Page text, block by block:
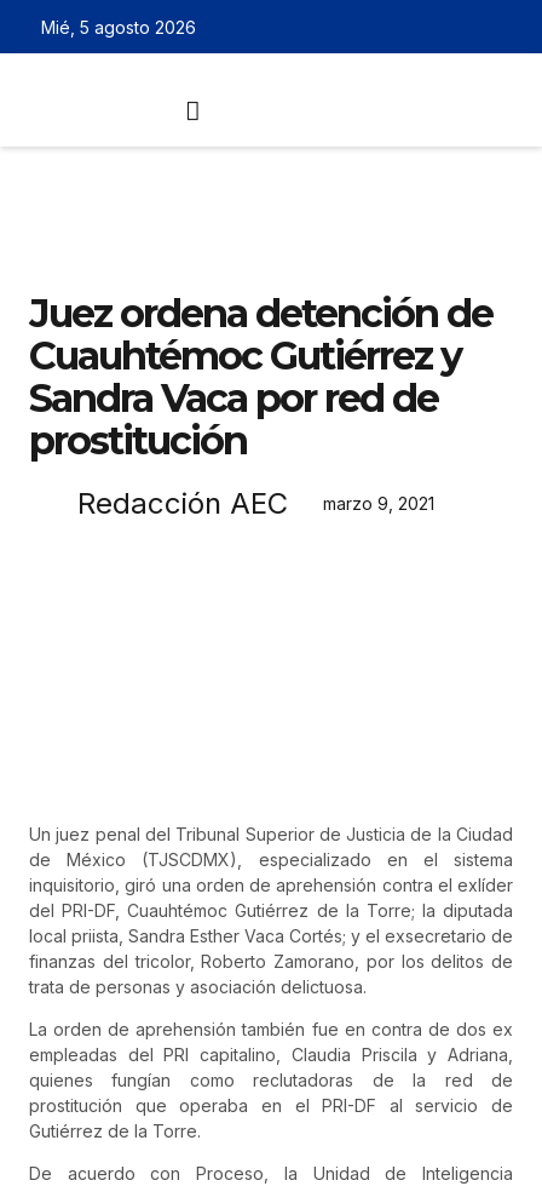
Mié, 5 agosto 2026
Juez ordena detención de
Cuauhtémoc Gutiérrez y
Sandra Vaca por red de
prostitución
Redacción AEC marzo 9, 2021
Un juez penal del Tribunal Superior de Justicia de la Ciudad
de México (TJSCDMX), especializado en el sistema
inquisitorio, giró una orden de aprehensión contra el exlíder
del PRI-DF, Cuauhtémoc Gutiérrez de la Torre; la diputada
local priista, Sandra Esther Vaca Cortés; y el exsecretario de
finanzas del tricolor, Roberto Zamorano, por los delitos de
trata de personas y asociación delictuosa.
La orden de aprehensión también fue en contra de dos ex
empleadas del PRI capitalino, Claudia Priscila y Adriana,
quienes fungían como reclutadoras de la red de
prostitución que operaba en el PRI-DF al servicio de
Gutiérrez de la Torre.
De acuerdo con Proceso, la Unidad de Inteligencia